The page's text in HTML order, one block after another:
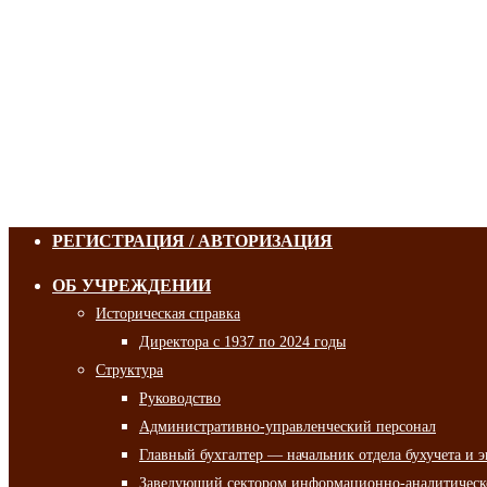
РЕГИСТРАЦИЯ / АВТОРИЗАЦИЯ
ОБ УЧРЕЖДЕНИИ
Историческая справка
Директора с 1937 по 2024 годы
Структура
Руководство
Административно-управленческий персонал
Главный бухгалтер — начальник отдела бухучета и
Заведующий сектором информационно-